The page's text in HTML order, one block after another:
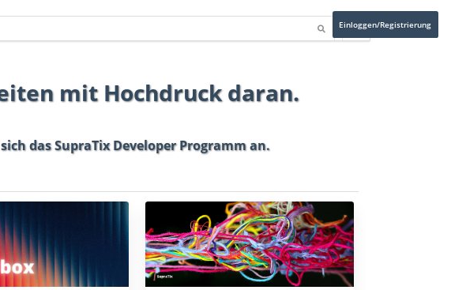
Einloggen/Registrierung
mit Hochdruck daran.
dasSupraTix Developer Programman.